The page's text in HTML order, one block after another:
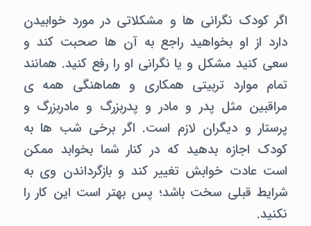
اگر کودک نگرانی ها و مشکلاتی در مورد خوابیدن
دارد از او بخواهید راجع به آن ها صحبت کند و
سعی کنید مشکل و یا نگرانی او را رفع کنید. همانند
تمام موارد تربیتی همکاری و هماهنگی همه ی
مراقبین مثل پدر و مادر و پدربزرگ و مادربزرگ و
پرستار و دیگران لازم است. اگر برخی شب ها به
کودک اجازه بدهید که در کنار شما بخوابد ممکن
است عادت خوابش تغییر کند و بازگرداندن وی به
شرایط قبلی سخت باشد؛ پس بهتر است این کار را
نکنید.